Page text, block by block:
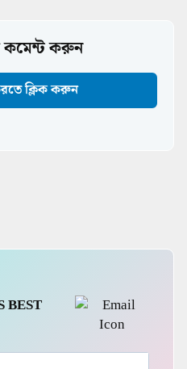
করুন
ক্লিক করুন
BEST